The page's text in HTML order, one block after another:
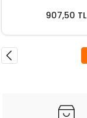
907,50 TL